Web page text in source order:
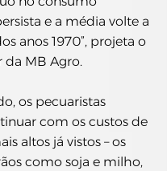
e a média volte a
anos 1970”, projeta o
da MB Agro.
os pecuaristas
com os custos de
altos já vistos – os
como soja e milho,